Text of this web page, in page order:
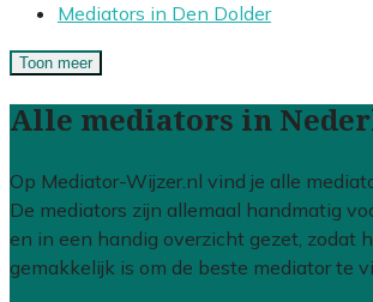
Mediators in Den Dolder
Toon meer
Alle mediators in
Op Mediator-Wijzer.nl vind je alle
De mediators zijn allemaal handmatig
en in een handig overzicht gezet, zodat
gemakkelijk is om de beste mediator te